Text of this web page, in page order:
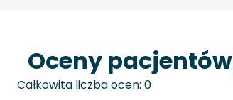
Oceny pacjentów
Całkowita liczba ocen: 0